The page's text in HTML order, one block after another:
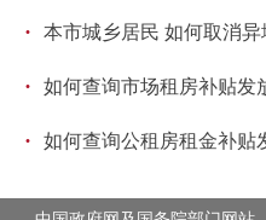
DEUTSCH
ESPAÑOL
· 本市城乡居民 如何取消异
· 如何查询市场租房补贴发
· 如何查询公租房租金补贴